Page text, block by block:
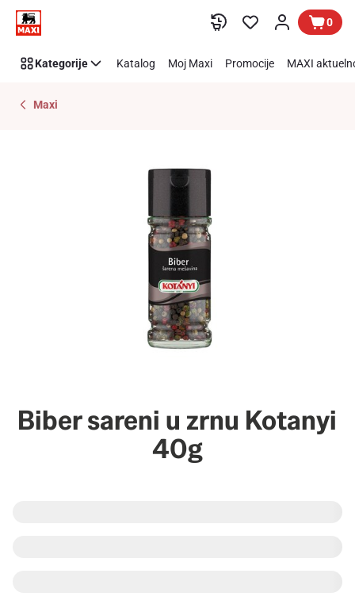
Preskoči link 0
Kategorije Katalog Moj Maxi Promocije MAXI
Maxi
Biber sareni u zrnu Kotanyi
40g